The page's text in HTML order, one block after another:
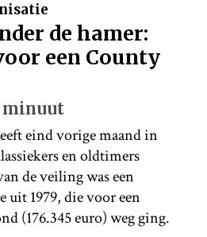
de hamer:
een County
minuut
eind vorige maand in
en oldtimers
de veiling was een
uit 1979, die voor een
(176.345 euro) weg ging.